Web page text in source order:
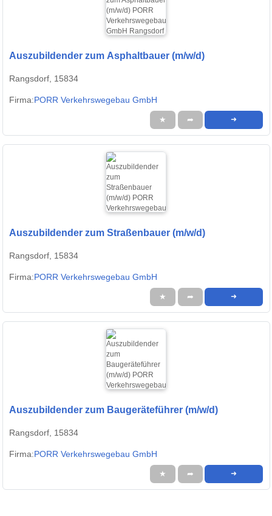
Auszubildender zum Asphaltbauer (m/w/d)
Rangsdorf, 15834
Firma:PORR Verkehrswegebau GmbH
★ ➦ ➜
Auszubildender zum Straßenbauer (m/w/d)
Rangsdorf, 15834
Firma:PORR Verkehrswegebau GmbH
★ ➦ ➜
Auszubildender zum Baugeräteführer (m/w/d)
Rangsdorf, 15834
Firma:PORR Verkehrswegebau GmbH
★ ➦ ➜